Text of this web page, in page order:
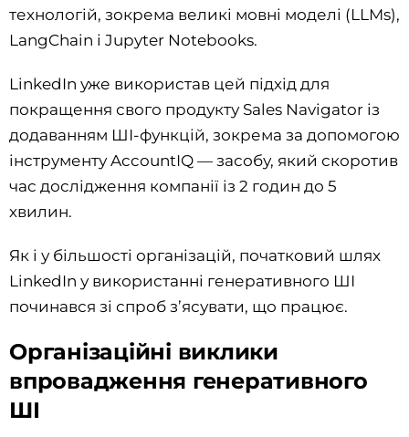
технологій, зокрема великі мовні моделі (LLMs),
LangChain і Jupyter Notebooks.
LinkedIn уже використав цей підхід для
покращення свого продукту Sales Navigator із
додаванням ШІ-функцій, зокрема за допомогою
інструменту AccountIQ — засобу, який скоротив
час дослідження компанії із 2 годин до 5
хвилин.
Як і у більшості організацій, початковий шлях
LinkedIn у використанні генеративного ШІ
починався зі спроб з’ясувати, що працює.
Організаційні виклики
впровадження генеративного
ШІ